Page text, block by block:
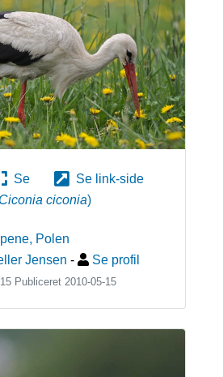
Se
Se link-side
ciconia)
, Polen
Jensen - Se profil
Publiceret 2010-05-15